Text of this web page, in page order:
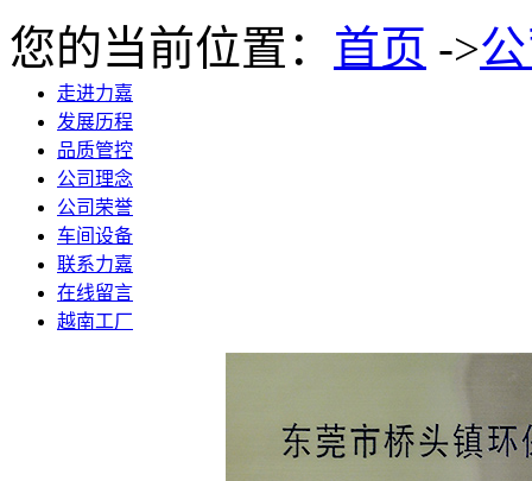
您的当前位置： 首页 ->
走进力嘉
发展历程
品质管控
公司理念
公司荣誉
车间设备
联系力嘉
在线留言
越南工厂